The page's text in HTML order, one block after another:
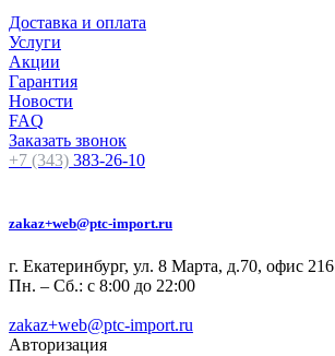
Доставка и оплата
Услуги
Акции
Гарантия
Новости
FAQ
Заказать звонок
+7 (343) 383-26-10
zakaz+web@ptc-import.ru
г. Екатеринбург, ул. 8 Марта, д.70, офис 216
Пн. – Сб.: с 8:00 до 22:00
zakaz+web@ptc-import.ru
Авторизация